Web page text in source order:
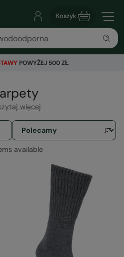
Koszyk
POWYŻEJ 500 ZŁ
więcej
available